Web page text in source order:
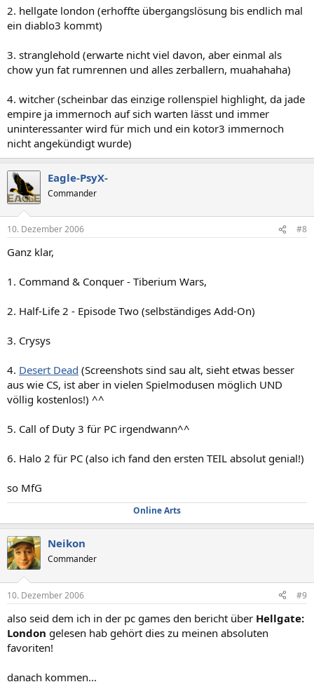
2. hellgate london (erhoffte übergangslösung bis endlich mal
ein diablo3 kommt)
3. stranglehold (erwarte nicht viel davon, aber einmal als
chow yun fat rumrennen und alles zerballern, muahahaha)
4. witcher (scheinbar das einzige rollenspiel highlight, da jade
empire ja immernoch auf sich warten lässt und immer
uninteressanter wird für mich und ein kotor3 immernoch
nicht angekündigt wurde)
Eagle-PsyX-
Commander
10. Dezember 2006 #8
Ganz klar,
1. Command & Conquer - Tiberium Wars,
2. Half-Life 2 - Episode Two (selbständiges Add-On)
3. Crysys
4. Desert Dead (Screenshots sind sau alt, sieht etwas besser
aus wie CS, ist aber in vielen Spielmodusen möglich UND
völlig kostenlos!) ^^
5. Call of Duty 3 für PC irgendwann^^
6. Halo 2 für PC (also ich fand den ersten TEIL absolut genial!)
so MfG
Online Arts
Neikon
Commander
10. Dezember 2006 #9
also seid dem ich in der pc games den bericht über Hellgate:
London gelesen hab gehört dies zu meinen absoluten
favoriten!
danach kommen...